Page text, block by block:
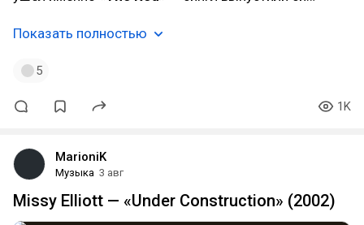
Показать полностью
5
1K
MarioniK
Музыка 3 авг
Missy Elliott — «Under Construction» (2002)